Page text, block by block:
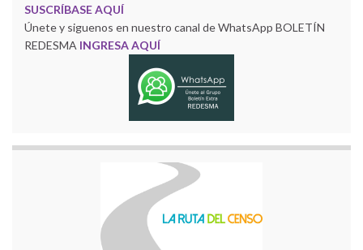
SUSCRÍBASE AQUÍ
Únete y siguenos en nuestro canal de WhatsApp BOLETÍN
REDESMA INGRESA AQUÍ